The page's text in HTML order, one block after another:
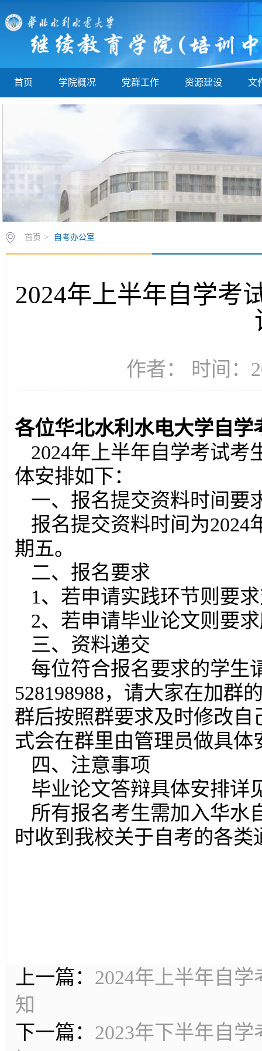
首页 学院概况 党群工作 资源建设 文
首页 > 自考办公室
2024年上半年自学考
作者： 时间：
各位华北水利水电大学自学
2024年上半年自学考试考
体安排如下：
一、报名提交资料时间要
报名提交资料时间为2024
期五。
二、报名要求
1、若申请实践环节则要
2、若申请毕业论文则要
三、资料递交
每位符合报名要求的学生
528198988，请大家在加群
群后按照群要求及时修改
式会在群里由管理员做具体
四、注意事项
毕业论文答辩具体安排详
所有报名考生需加入华水
时收到我校关于自考的各类
上一篇： 2024年上半年自
知
下一篇： 2023年下半年自